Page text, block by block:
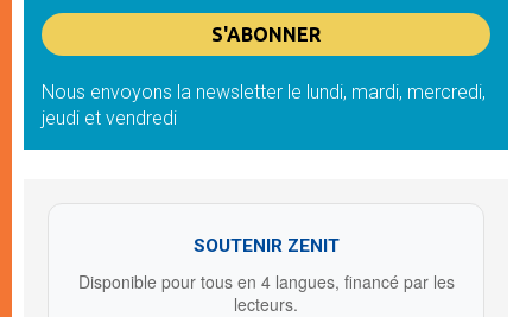
Nous envoyons la newsletter le lundi, mardi, mercredi,
jeudi et vendredi
SOUTENIR ZENIT
Disponible pour tous en 4 langues, financé par les
lecteurs.